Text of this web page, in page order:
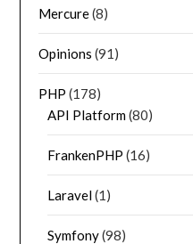
Mercure(8)
Opinions (91)
PHP (178)
API Platform(80)
FrankenPHP (16)
Laravel(1)
Symfony(98)